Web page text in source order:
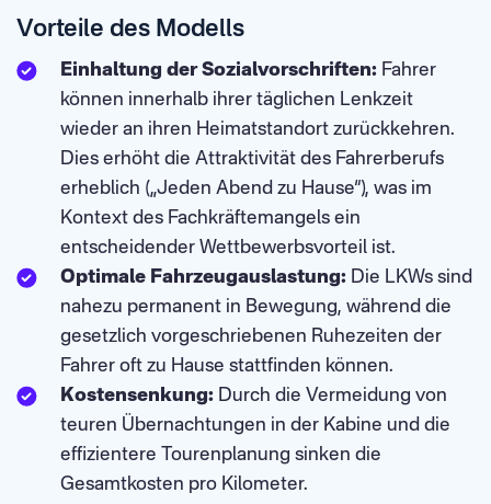
Vorteile des Modells
Einhaltung der Sozialvorschriften: Fahrer
können innerhalb ihrer täglichen Lenkzeit
wieder an ihren Heimatstandort zurückkehren.
Dies erhöht die Attraktivität des Fahrerberufs
erheblich („Jeden Abend zu Hause“), was im
Kontext des Fachkräftemangels ein
entscheidender Wettbewerbsvorteil ist.
Optimale Fahrzeugauslastung: Die LKWs sind
nahezu permanent in Bewegung, während die
gesetzlich vorgeschriebenen Ruhezeiten der
Fahrer oft zu Hause stattfinden können.
Kostensenkung: Durch die Vermeidung von
teuren Übernachtungen in der Kabine und die
effizientere Tourenplanung sinken die
Gesamtkosten pro Kilometer.